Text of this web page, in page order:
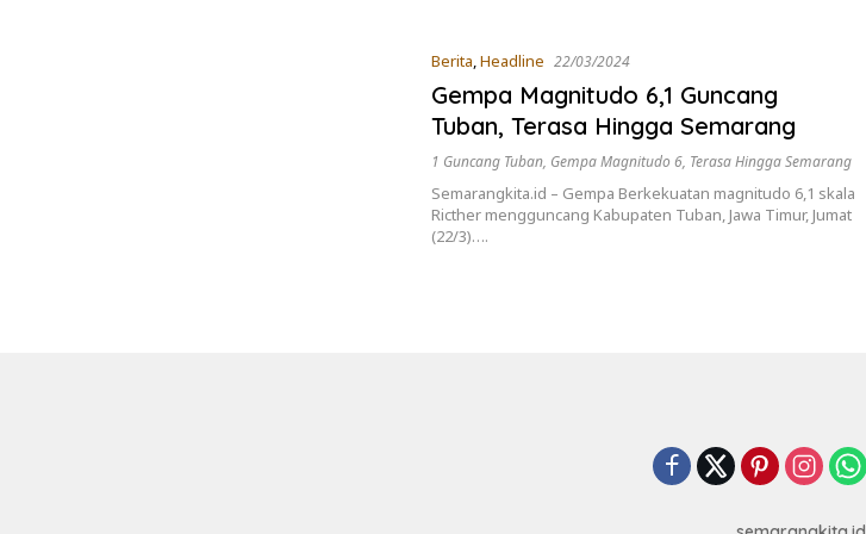
Berita,Headline 22/03/2024
Gempa Magnitudo 6,1 Guncang
Tuban, Terasa Hingga Semarang
1 Guncang Tuban, Gempa Magnitudo 6, Terasa Hingga Semarang
Semarangkita.id – Gempa Berkekuatan magnitudo 6,1 skala
Ricther mengguncang Kabupaten Tuban, Jawa Timur, Jumat
(22/3)….